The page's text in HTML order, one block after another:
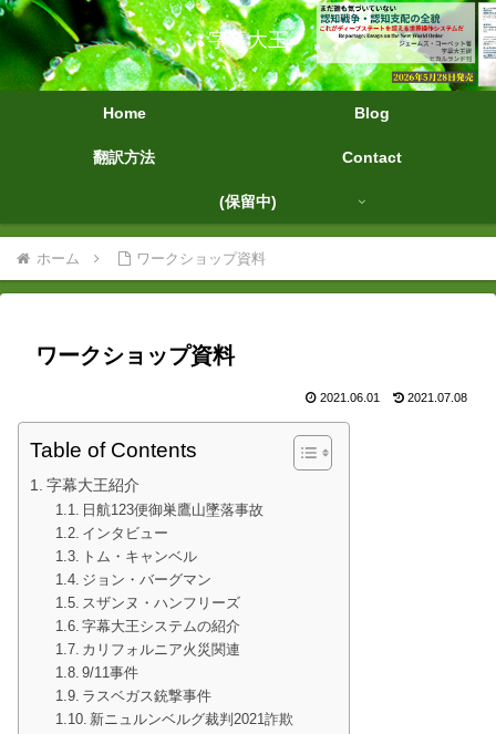
字幕大王
Home Blog
翻訳方法 Contact
(保留中)
ホーム ワークショップ資料
ワークショップ資料
2021.06.01 2021.07.08
Table of Contents
字幕大王紹介
日航123便御巣鷹山墜落事故
インタビュー
トム・キャンベル
ジョン・バーグマン
スザンヌ・ハンフリーズ
字幕大王システムの紹介
カリフォルニア火災関連
9/11事件
ラスベガス銃撃事件
新ニュルンベルグ裁判2021詐欺